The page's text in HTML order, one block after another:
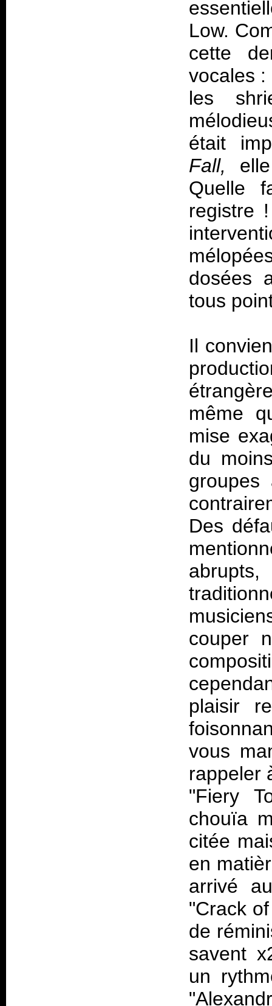
Low.
cette
vocales
les
était
Fall,
Quelle
registre
dosées
tous
Il
même
mise
du
Des
couper
plaisir
vous
rappeler
"Fiery
chouïa
citée
en
arrivé
"Crack
de
savent
un